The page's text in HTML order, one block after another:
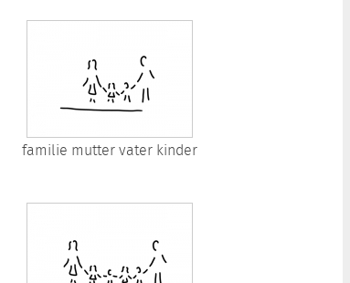
familie mutter vater kinder